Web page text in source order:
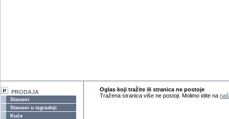
PRODAJA
Stanovi
Stanovi u izgradnji
Kuće
Oglas koji tražite ili stranica ne postoje
Tražena stranica više ne postoji. Molimo idite na